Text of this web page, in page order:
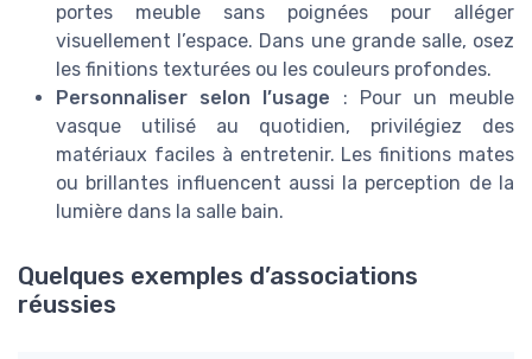
portes meuble sans poignées pour alléger
visuellement l’espace. Dans une grande salle, osez
les finitions texturées ou les couleurs profondes.
Personnaliser selon l’usage : Pour un meuble
vasque utilisé au quotidien, privilégiez des
matériaux faciles à entretenir. Les finitions mates
ou brillantes influencent aussi la perception de la
lumière dans la salle bain.
Quelques exemples d’associations
réussies